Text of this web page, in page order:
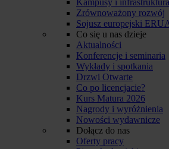
Zrównoważony rozwój
Sojusz europejski
Co się u nas dzieje
Aktualności
Konferencje i seminaria
Wykłady i spotkania
Drzwi Otwarte
Co po licencjacie?
Kurs Matura 2026
Nagrody i wyróżnienia
Nowości wydawnicze
Dołącz do nas
Oferty pracy